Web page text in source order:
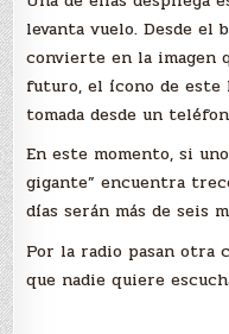
levanta vuelo. Desde el
convierte en la imagen
futuro, el ícono de este
tomada desde un
En este momento, si
gigante” encuentra
días serán más de seis
Por la radio pasan otra
que nadie quiere